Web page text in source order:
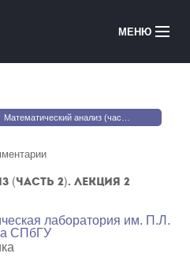
МЕНЮ
Медиатека
Courses in English
Войти
Математический анализ (часть 2). Лекция 2
(часть 2). Лекция 2
лаборатория им. П.Л.
СПбГУ